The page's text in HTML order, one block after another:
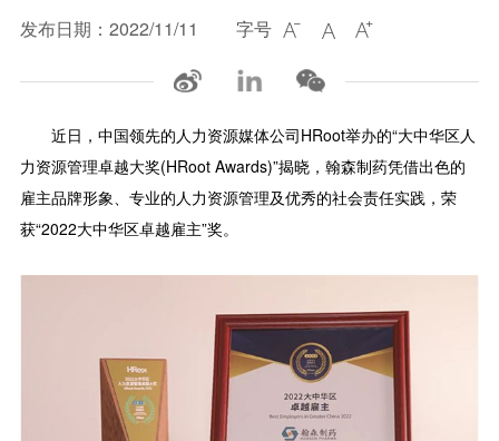
发布日期：2022/11/11 字号   
近日，中国领先的人力资源媒体公司HRoot举办的“大中华区人
力资源管理卓越大奖(HRoot Awards)”揭晓，翰森制药凭借出色的
雇主品牌形象、专业的人力资源管理及优秀的社会责任实践，荣
获“2022大中华区卓越雇主”奖。